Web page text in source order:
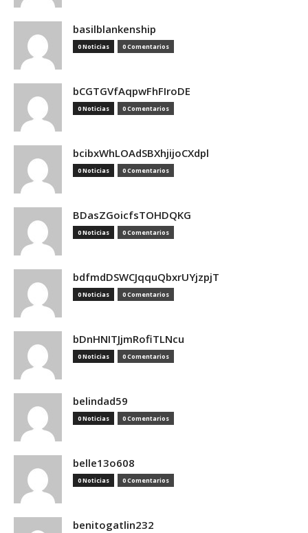
basilblankenship
0 Noticias 0 Comentarios
bCGTGVfAqpwFhFIroDE
0 Noticias 0 Comentarios
bcibxWhLOAdSBXhjijoCXdpl
0 Noticias 0 Comentarios
BDasZGoicfsTOHDQKG
0 Noticias 0 Comentarios
bdfmdDSWCJqquQbxrUYjzpjT
0 Noticias 0 Comentarios
bDnHNITJjmRofiTLNcu
0 Noticias 0 Comentarios
belindad59
0 Noticias 0 Comentarios
belle13o608
0 Noticias 0 Comentarios
benitogatlin232